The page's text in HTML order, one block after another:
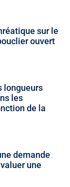
sur le
ouvert
longueurs
les
de la
demande
une